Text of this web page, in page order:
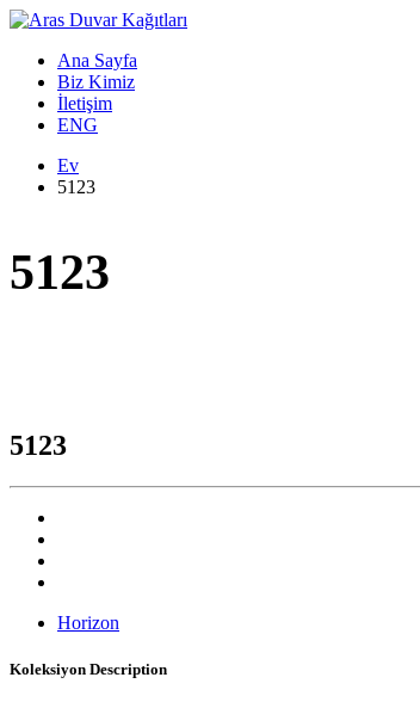
Ana Sayfa
Biz Kimiz
İletişim
ENG
Ev
5123
5123
5123
Horizon
Koleksiyon Description